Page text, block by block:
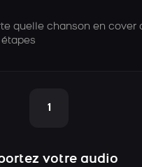
quelle chanson en cover
1
votre audio